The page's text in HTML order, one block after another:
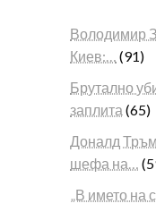
Володимир
Киев:…
(91)
Брутално
заплита (65)
Доналд
шефа на…
„В името на